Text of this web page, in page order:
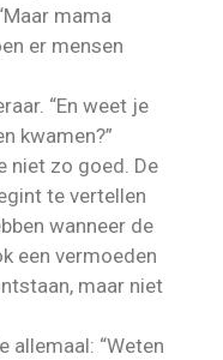
mama
er mensen
“En weet je
kwamen?”
niet zo goed. De
te vertellen
wanneer de
een vermoeden
maar niet
allemaal: “Weten